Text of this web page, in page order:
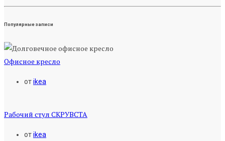
Популярные записи
Офисное кресло
отikea
Рабочий стул СКРУВСТА
отikea